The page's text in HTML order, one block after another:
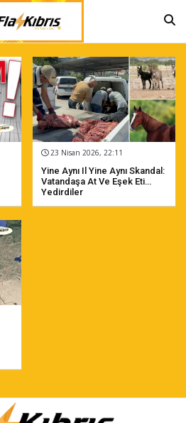
23 Nisan 2026, 22:11
Yine Aynı Il Yine Aynı Skandal:
Vatandaşa At Ve Eşek Eti
Yedirdiler